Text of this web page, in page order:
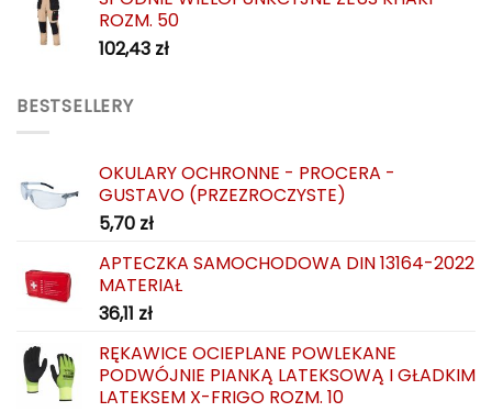
ROZM. 50
102,43 zł
BESTSELLERY
OKULARY OCHRONNE - PROCERA -
GUSTAVO (PRZEZROCZYSTE)
5,70 zł
APTECZKA SAMOCHODOWA DIN 13164-2022
MATERIAŁ
36,11 zł
RĘKAWICE OCIEPLANE POWLEKANE
PODWÓJNIE PIANKĄ LATEKSOWĄ I GŁADKIM
LATEKSEM X-FRIGO ROZM. 10